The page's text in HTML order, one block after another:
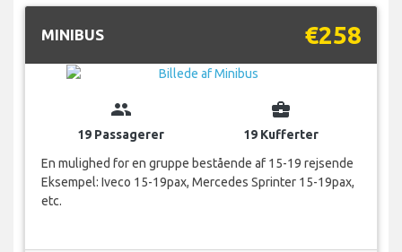
MINIBUS €258
group
19 Passagerer
business_center
19 Kufferter
En mulighed for en gruppe bestående af 15-19 rejsende
Eksempel: Iveco 15-19pax, Mercedes Sprinter 15-19pax,
etc.